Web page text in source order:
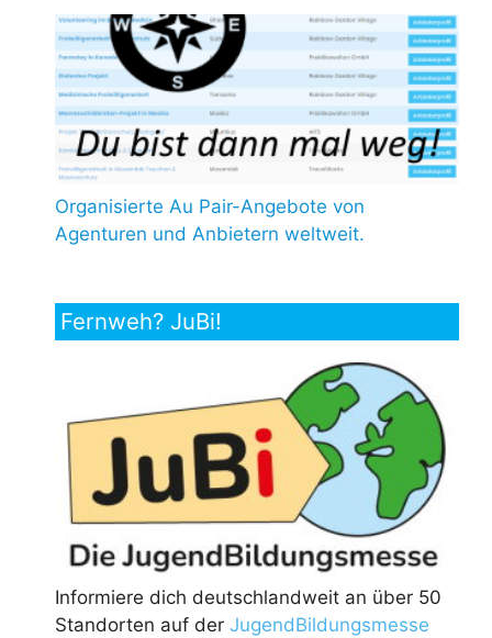
Organisierte Au Pair-Angebote von
Agenturen und Anbietern weltweit.
Fernweh? JuBi!
Informiere dich deutschlandweit an über 50
Standorten auf der JugendBildungsmesse